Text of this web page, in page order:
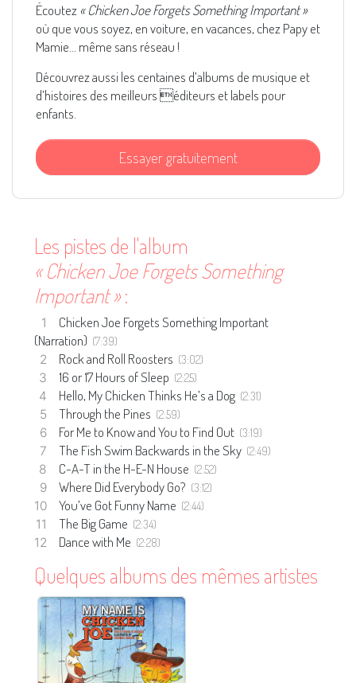
Écoutez « Chicken Joe Forgets Something Important »
où que vous soyez, en voiture, en vacances, chez Papy et
Mamie... même sans réseau !
Découvrez aussi les centaines d’albums de musique et
d’histoires des meilleurs éditeurs et labels pour
enfants.
Essayer gratuitement
Les pistes de l'album
« Chicken Joe Forgets Something
Important »:
Chicken Joe Forgets Something Important
(Narration) (7:39)
Rock and Roll Roosters (3:02)
16 or 17 Hours of Sleep (2:25)
Hello, My Chicken Thinks He’s a Dog (2:31)
Through the Pines (2:59)
For Me to Know and You to Find Out (3:19)
The Fish Swim Backwards in the Sky (2:49)
C-A-T in the H-E-N House (2:52)
Where Did Everybody Go? (3:12)
You’ve Got Funny Name (2:44)
The Big Game (2:34)
Dance with Me (2:28)
Quelques albums des mêmes artistes